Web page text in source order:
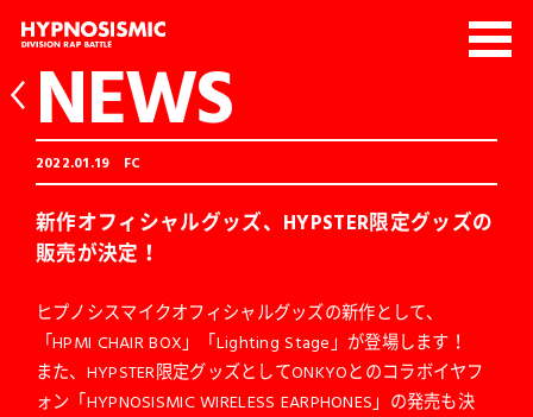
NEWS
2022.01.19 FC
新作オフィシャルグッズ、HYPSTER限定グッズの
販売が決定！
ヒプノシスマイクオフィシャルグッズの新作として、
「HPMI CHAIR BOX」「Lighting Stage」が登場します！
また、HYPSTER限定グッズとしてONKYOとのコラボイヤフ
ォン「HYPNOSISMIC WIRELESS EARPHONES」の発売も決